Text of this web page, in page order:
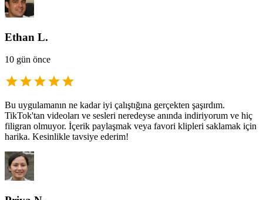
Ethan L.
10 gün önce
Bu uygulamanın ne kadar iyi çalıştığına gerçekten şaşırdım.
TikTok'tan videoları ve sesleri neredeyse anında indiriyorum ve hiç
filigran olmuyor. İçerik paylaşmak veya favori klipleri saklamak için
harika. Kesinlikle tavsiye ederim!